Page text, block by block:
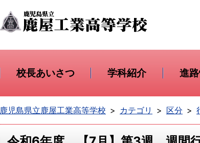
校長あいさつ 学科紹介 進
鹿児島県立鹿屋工業高等学校 カテゴリ 区分